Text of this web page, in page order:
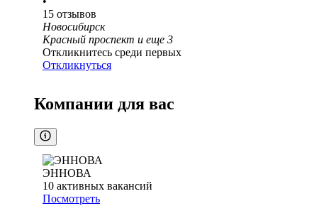
15 отзывов
Новосибирск
Красный проспект и еще 3
Откликнитесь среди первых
Откликнуться
Компании для вас
ЭННОВА
10 активных вакансий
Посмотреть